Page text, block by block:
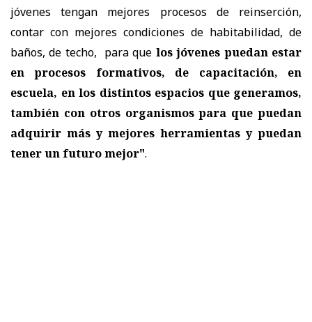
jóvenes tengan mejores procesos de reinserción,
contar con mejores condiciones de habitabilidad, de
baños, de techo, para que los jóvenes puedan estar
en procesos formativos, de capacitación, en
escuela, en los distintos espacios que generamos,
también con otros organismos para que puedan
adquirir más y mejores herramientas y puedan
tener un futuro mejor".